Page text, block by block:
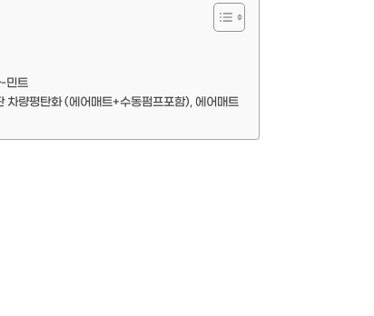
민트
차량평탄화 (에어매트+수동펌프포함), 에어매트